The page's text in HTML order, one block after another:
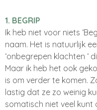
1. BEGRIP
Ik heb niet voor niets
naam. Het is natuurlijk
‘onbegrepen klachten ‘
Maar ik heb het ook
is om verder te komen.
lastig dat ze zo weinig
somatisch niet veel